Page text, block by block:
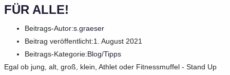
FÜR ALLE!
Beitrags-Autor:s.graeser
Beitrag veröffentlicht:1. August 2021
Beitrags-Kategorie:Blog/Tipps
Egal ob jung, alt, groß, klein, Athlet oder Fitnessmuffel - Stand Up